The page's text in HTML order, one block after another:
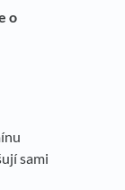
o
sami